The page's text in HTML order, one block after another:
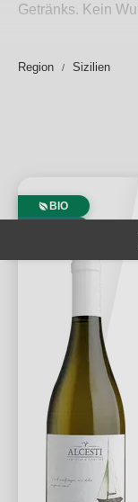
Getränks. Kein
Region Sizilien
BIO